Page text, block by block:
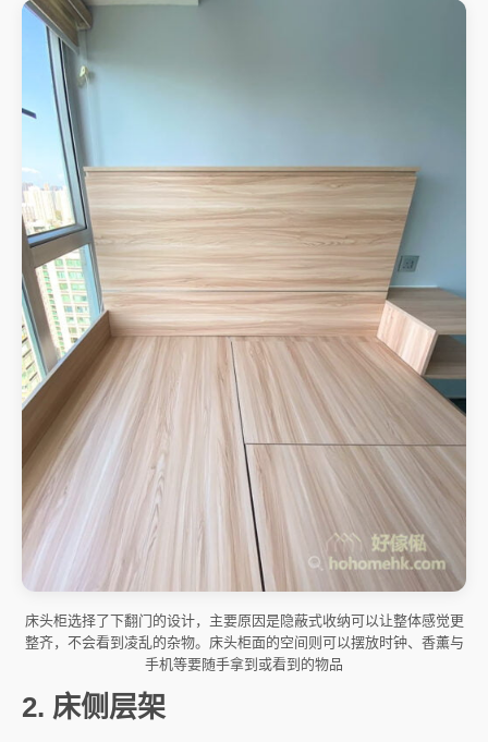
床头柜选择了下翻门的设计，主要原因是隐蔽式收纳可以让整体感觉更
整齐，不会看到凌乱的杂物。床头柜面的空间则可以摆放时钟、香薰与
手机等要随手拿到或看到的物品
2. 床侧层架